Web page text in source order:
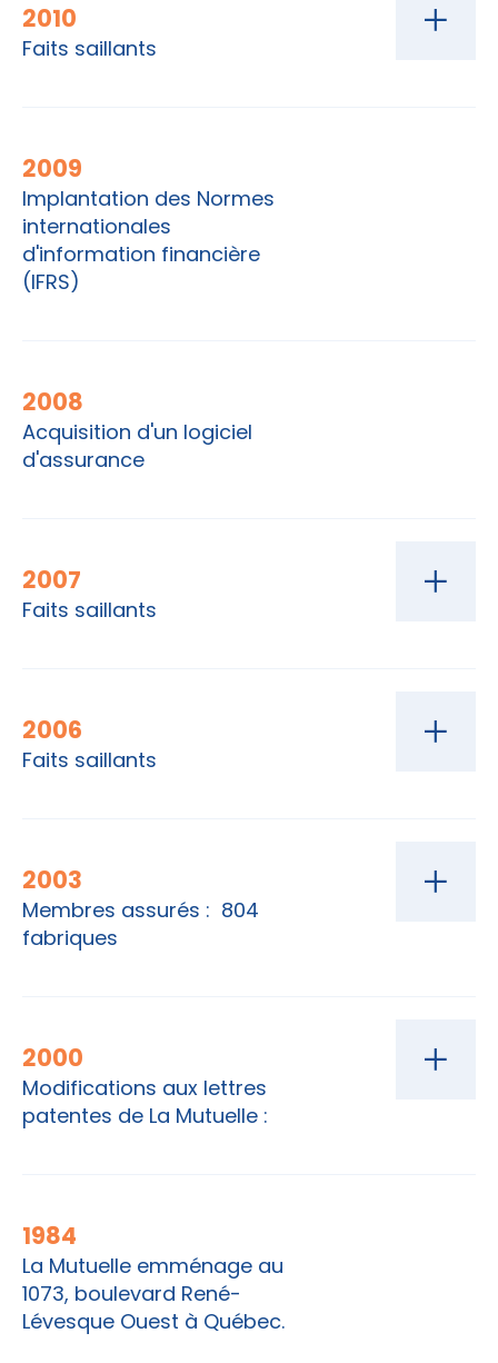
2010
Faits saillants
2009
Implantation des Normes
internationales
d'information financière
(IFRS)
2008
Acquisition d'un logiciel
d'assurance
2007
Faits saillants
2006
Faits saillants
2003
Membres assurés : 804
fabriques
2000
Modifications aux lettres
patentes de La Mutuelle :
1984
La Mutuelle emménage au
1073, boulevard René-
Lévesque Ouest à Québec.